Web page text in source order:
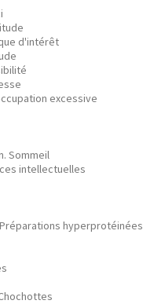
d'intérêt
excessive
Sommeil
intellectuelles
hyperprotéinées